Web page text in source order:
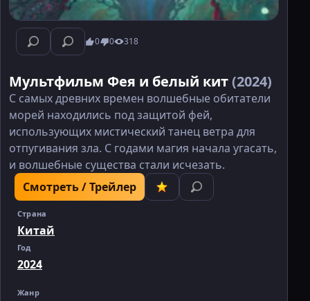
0 0 318
Мультфильм Фея и белый кит(2024)
С самых древних времен волшебные обитатели
морей находились под защитой фей,
использующих мистический танец ветра для
отпугивания зла. С годами магия начала угасать,
и волшебные существа стали исчезать.
Смотреть / Трейлер
Страна
Китай
Год
2024
Жанр